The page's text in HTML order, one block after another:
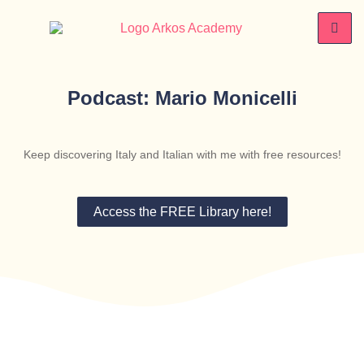
Podcast: Mario Monicelli
Keep discovering Italy and Italian with me with free resources!
Access the FREE Library here!